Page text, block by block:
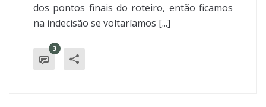
dos pontos finais do roteiro, então ficamos
na indecisão se voltaríamos [...]
3